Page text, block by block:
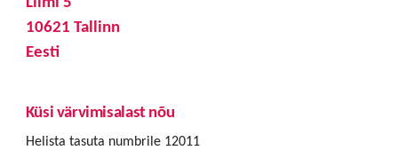
10621 Tallinn
Eesti
Küsi värvimisalast nõu
Helista tasuta numbrile 12011